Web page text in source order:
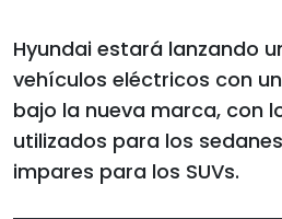
Hyundai estará lanzando
vehículos eléctricos con
bajo la nueva marca, con
utilizados para los
impares para los SUVs.